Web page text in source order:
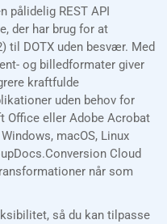
pålidelig REST API
der har brug for at
til DOTX uden besvær. Med
og billedformater giver
kraftfulde
uden behov for
Office eller Adobe Acrobat
macOS, Linux
Cloud
når som
så du kan tilpasse